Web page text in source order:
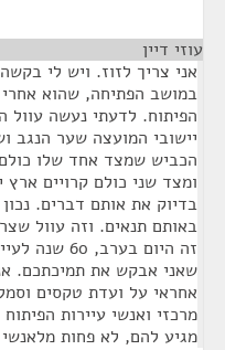
עוזי דיין
אני צריך לזוז. ויש לי
הפיתוח. לדעתי נעשה עוול
יישובי המועצה שער הנגב
הכביש שמצד אחד שלו
ומצד שני כולם קרויים
בדיוק את אותם דברים.
באותם תנאים. וזה עוול
זה היום
שאני אבקש את תמיכתכם.
אחראי על ועדת טקסים
מרכזי ואנשי עיירות
מגיע להם, לא פחות